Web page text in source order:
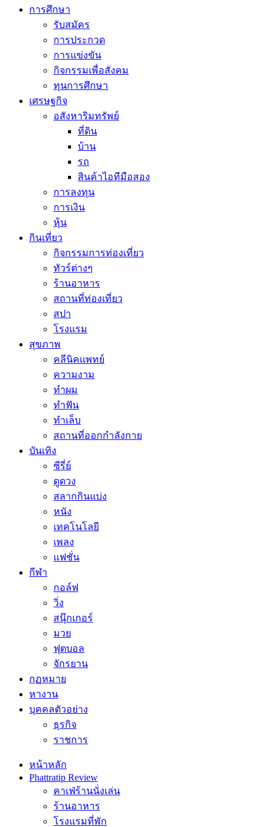
การศึกษา
รับสมัคร
การประกวด
การแข่งขัน
กิจกรรมเพื่อสังคม
ทุนการศึกษา
เศรษฐกิจ
อสังหาริมทรัพย์
ที่ดิน
บ้าน
รถ
สินค้าไอทีมือสอง
การลงทุน
การเงิน
หุ้น
กินเที่ยว
กิจกรรมการท่องเที่ยว
ทัวร์ต่างๆ
ร้านอาหาร
สถานที่ท่องเที่ยว
สปา
โรงแรม
สุขภาพ
คลีนิคแพทย์
ความงาม
ทำผม
ทำฟัน
ทำเล็บ
สถานที่ออกกำลังกาย
บันเทิง
ซีรี่ย์
ดูดวง
สลากกินแบ่ง
หนัง
เทคโนโลยี
เพลง
แฟชั่น
กีฬา
กอล์ฟ
วิ่ง
สนุ๊กเกอร์
มวย
ฟุตบอล
จักรยาน
กฏหมาย
หางาน
บุคคลตัวอย่าง
ธุรกิจ
ราชการ
หน้าหลัก
Phattratip Review
คาเฟ่ร้านนั่งเล่น
ร้านอาหาร
โรงแรมที่พัก